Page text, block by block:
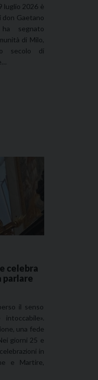
luglio 2026 è
don Gaetano
segnato
di Milo,
secolo di
celebra
parlare
il senso
una fede
giorni 25 e
in
e Martire,